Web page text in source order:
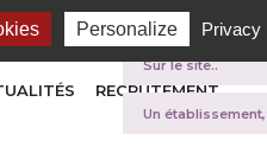
RECRUTEMENT
Je recherche
Personalize Privacy